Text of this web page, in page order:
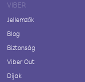
VIBER
Jellemzők
Blog
Biztonság
Viber Out
Díjak